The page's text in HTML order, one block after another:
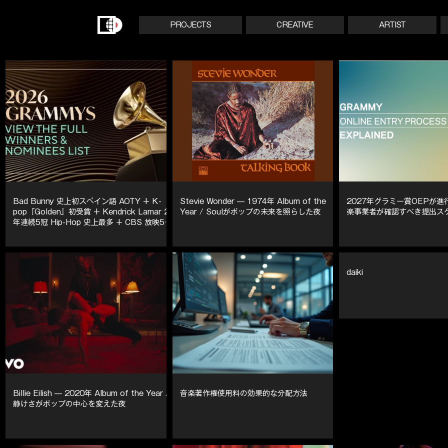
PROJECTS CREATIVE ARTIST
Bad Bunny 史上初スペイン語 AOTY + K-
pop『Golden』初受賞 + Kendrick Lamar 2
年連続5冠 Hip-Hop 史上最多 + CBS 放映54
トリー
Stevie Wonder — 1974年 Album of the
Year / Soulがポップの未来を照らした夜
2027年グラミー賞OEPが進
楽事業者が確認すべき提出ス
Billie Eilish — 2020年 Album of the Year /
静けさがポップの中心を変えた夜
音楽著作権使用料の効果的な分配方法
daiki